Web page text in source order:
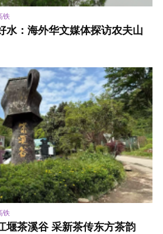
铁
水：海外华文媒体探访农夫山
铁
堰茶溪谷 采新茶传东方茶韵